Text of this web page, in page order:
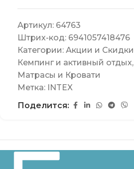
Артикул: 64763
Штрих-код: 6941057418476
Категории: Акции и Скидки
Кемпинг и активный отдых,
Матрасы и Кровати
Метка:
INTEX
Поделится: